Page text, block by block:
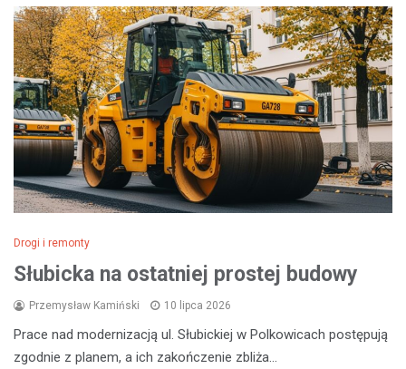
Drogi i remonty
Słubicka na ostatniej prostej budowy
Przemysław Kamiński 10 lipca 2026
Prace nad modernizacją ul. Słubickiej w Polkowicach postępują
zgodnie z planem, a ich zakończenie zbliża…